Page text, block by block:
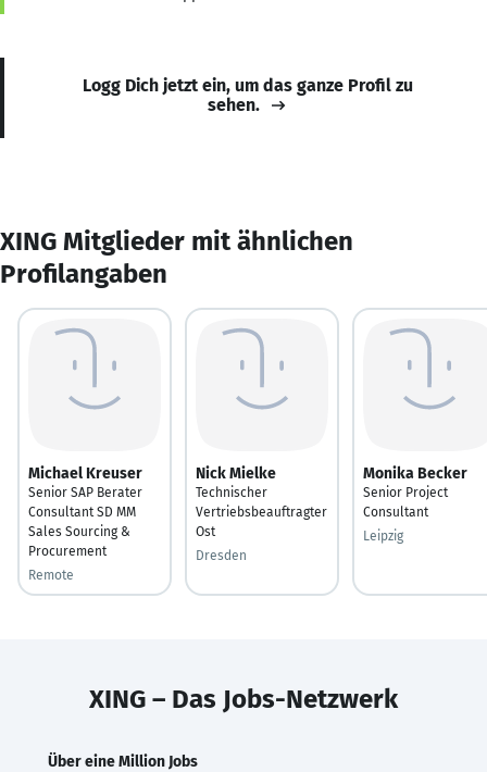
Logg Dich jetzt ein, um das ganze Profil zu
sehen.
XING Mitglieder mit ähnlichen
Profilangaben
Michael Kreuser
Senior SAP Berater
Consultant SD MM
Sales Sourcing &
Procurement
Remote
Nick Mielke
Technischer
Vertriebsbeauftragter
Ost
Dresden
Monika Becker
Senior Project
Consultant
Leipzig
XING – Das Jobs-Netzwerk
Über eine Million Jobs